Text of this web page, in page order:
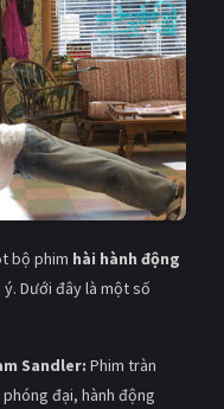
bộ phim hài hành động
Dưới đây là một số
Sandler: Phim tràn
đại, hành động